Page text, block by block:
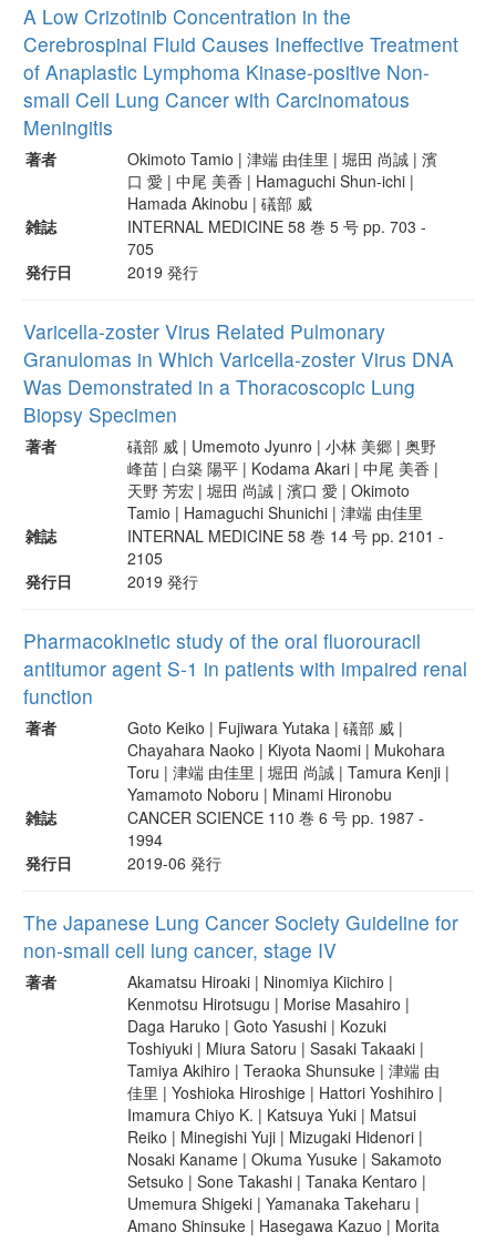
A Low Crizotinib Concentration in the
Cerebrospinal Fluid Causes Ineffective Treatment
of Anaplastic Lymphoma Kinase-positive Non-
small Cell Lung Cancer with Carcinomatous
Meningitis
著者
Okimoto Tamio | 津端 由佳里 | 堀田 尚誠 | 濱
口 愛 | 中尾 美香 | Hamaguchi Shun-ichi |
Hamada Akinobu | 礒部 威
雑誌
INTERNAL MEDICINE 58 巻 5 号 pp. 703 -
705
発行日
2019 発行
Varicella-zoster Virus Related Pulmonary
Granulomas in Which Varicella-zoster Virus DNA
Was Demonstrated in a Thoracoscopic Lung
Biopsy Specimen
著者
礒部 威 | Umemoto Jyunro | 小林 美郷 | 奥野
峰苗 | 白築 陽平 | Kodama Akari | 中尾 美香 |
天野 芳宏 | 堀田 尚誠 | 濱口 愛 | Okimoto
Tamio | Hamaguchi Shunichi | 津端 由佳里
雑誌
INTERNAL MEDICINE 58 巻 14 号 pp. 2101 -
2105
発行日
2019 発行
Pharmacokinetic study of the oral fluorouracil
antitumor agent S-1 in patients with impaired renal
function
著者
Goto Keiko | Fujiwara Yutaka | 礒部 威 |
Chayahara Naoko | Kiyota Naomi | Mukohara
Toru | 津端 由佳里 | 堀田 尚誠 | Tamura Kenji |
Yamamoto Noboru | Minami Hironobu
雑誌
CANCER SCIENCE 110 巻 6 号 pp. 1987 -
1994
発行日
2019-06 発行
The Japanese Lung Cancer Society Guideline for
non-small cell lung cancer, stage IV
著者
Akamatsu Hiroaki | Ninomiya Kiichiro |
Kenmotsu Hirotsugu | Morise Masahiro |
Daga Haruko | Goto Yasushi | Kozuki
Toshiyuki | Miura Satoru | Sasaki Takaaki |
Tamiya Akihiro | Teraoka Shunsuke | 津端 由
佳里 | Yoshioka Hiroshige | Hattori Yoshihiro |
Imamura Chiyo K. | Katsuya Yuki | Matsui
Reiko | Minegishi Yuji | Mizugaki Hidenori |
Nosaki Kaname | Okuma Yusuke | Sakamoto
Setsuko | Sone Takashi | Tanaka Kentaro |
Umemura Shigeki | Yamanaka Takeharu |
Amano Shinsuke | Hasegawa Kazuo | Morita